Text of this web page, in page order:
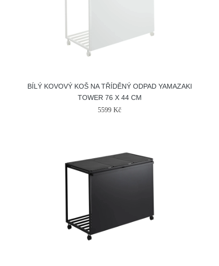
BÍLÝ KOVOVÝ KOŠ NA TŘÍDĚNÝ ODPAD YAMAZAKI
TOWER 76 X 44 CM
5599 Kč